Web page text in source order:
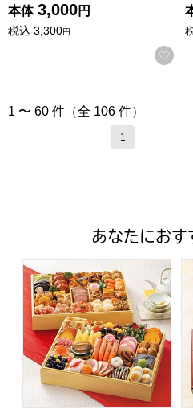
本体 3,000円
税込 3,300円
お
1 〜 60 件（全 106 件）
1
あなたにおす
トップバリュ 和洋中特大二